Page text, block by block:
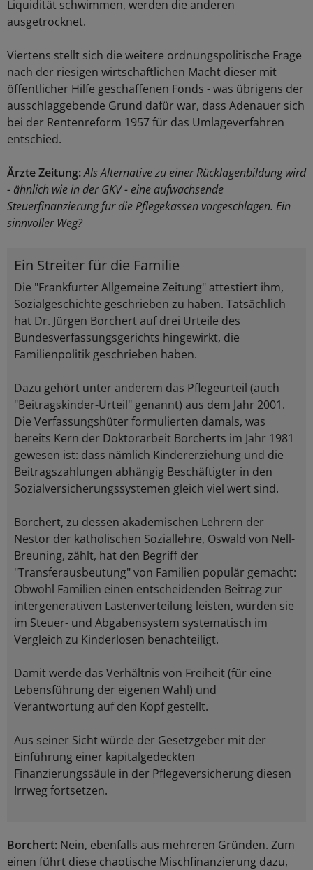
Liquidität schwimmen, werden die anderen
ausgetrocknet.
Viertens stellt sich die weitere ordnungspolitische Frage
nach der riesigen wirtschaftlichen Macht dieser mit
öffentlicher Hilfe geschaffenen Fonds - was übrigens der
ausschlaggebende Grund dafür war, dass Adenauer sich
bei der Rentenreform 1957 für das Umlageverfahren
entschied.
Ärzte Zeitung:Als Alternative zu einer Rücklagenbildung wird
- ähnlich wie in der GKV - eine aufwachsende
Steuerfinanzierung für die Pflegekassen vorgeschlagen. Ein
sinnvoller Weg?
Ein Streiter für die Familie
Die "Frankfurter Allgemeine Zeitung" attestiert ihm,
Sozialgeschichte geschrieben zu haben. Tatsächlich
hat Dr. Jürgen Borchert auf drei Urteile des
Bundesverfassungsgerichts hingewirkt, die
Familienpolitik geschrieben haben.
Dazu gehört unter anderem das Pflegeurteil (auch
"Beitragskinder-Urteil" genannt) aus dem Jahr 2001.
Die Verfassungshüter formulierten damals, was
bereits Kern der Doktorarbeit Borcherts im Jahr 1981
gewesen ist: dass nämlich Kindererziehung und die
Beitragszahlungen abhängig Beschäftigter in den
Sozialversicherungssystemen gleich viel wert sind.
Borchert, zu dessen akademischen Lehrern der
Nestor der katholischen Soziallehre, Oswald von Nell-
Breuning, zählt, hat den Begriff der
"Transferausbeutung" von Familien populär gemacht:
Obwohl Familien einen entscheidenden Beitrag zur
intergenerativen Lastenverteilung leisten, würden sie
im Steuer- und Abgabensystem systematisch im
Vergleich zu Kinderlosen benachteiligt.
Damit werde das Verhältnis von Freiheit (für eine
Lebensführung der eigenen Wahl) und
Verantwortung auf den Kopf gestellt.
Aus seiner Sicht würde der Gesetzgeber mit der
Einführung einer kapitalgedeckten
Finanzierungssäule in der Pflegeversicherung diesen
Irrweg fortsetzen.
Borchert: Nein, ebenfalls aus mehreren Gründen. Zum
einen führt diese chaotische Mischfinanzierung dazu,